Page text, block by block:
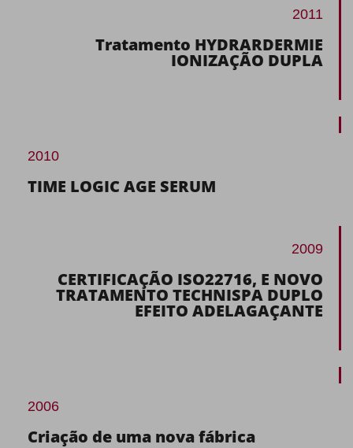
2011
Tratamento HYDRARDERMIE
IONIZAÇÃO DUPLA
2010
TIME LOGIC AGE SERUM
2009
CERTIFICAÇÃO ISO22716, E NOVO
TRATAMENTO TECHNISPA DUPLO
EFEITO ADELAGAÇANTE
2006
Criação de uma nova fábrica